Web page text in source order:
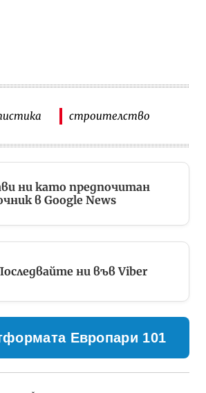
строителство
ни като предпочитан
в Google News
ни във Viber
Европари 101